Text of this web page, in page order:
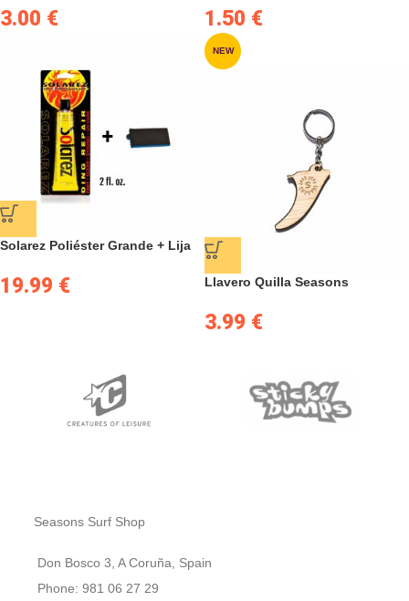
3.00 € 1.50 €
Solarez Poliéster Grande + Lija
19.99 €
NEW
Llavero Quilla Seasons
3.99 €
Seasons Surf Shop
Don Bosco 3, A Coruña, Spain
Phone: 981 06 27 29